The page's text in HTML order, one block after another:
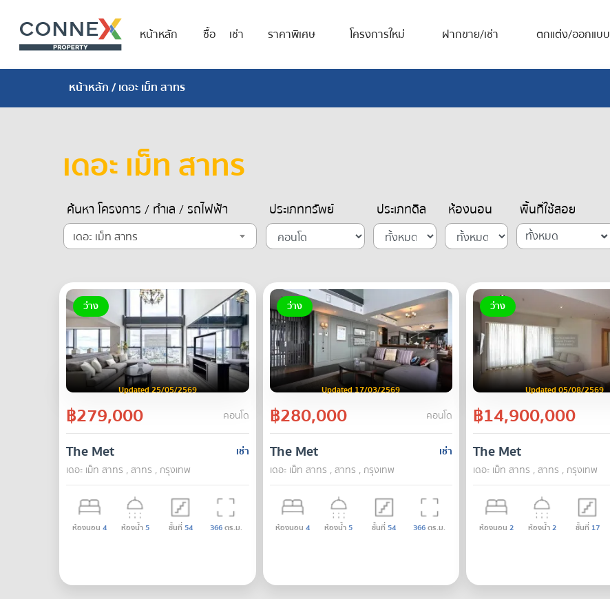
หน้าหลัก ซื้อ เช่า ราคาพิเศษ โครงการใหม่ ฝากขาย/เช่า ตกแต่ง/ออกแบบ
หน้าหลัก/ เดอะ เม็ท สาทร
เดอะ เม็ท สาทร
ค้นหา โครงการ / ทำเล / รถไฟฟ้า
เดอะ เม็ท สาทร
ประเภททรัพย์ ประเภทดีล ห้องนอน พื้นที่ใช้สอย
ทั้งหมด
ว่าง
Updated 25/05/2569
฿279,000 คอนโด
เช่า
The Met
เดอะ เม็ท สาทร , สาทร , กรุงเทพ
ห้องนอน 4 ห้องน้ำ5 ชั้นที่54 366ตร.ม.
ว่าง
Updated 17/03/2569
฿280,000 คอนโด
เช่า
The Met
เดอะ เม็ท สาทร , สาทร , กรุงเทพ
ห้องนอน 4 ห้องน้ำ5 ชั้นที่54 366ตร.ม.
ว่าง
Updated 05/08/2569
฿14,900,000
The Met
เดอะ เม็ท สาทร , สาทร , กรุงเทพ
ห้องนอน 2 ห้องน้ำ2 ชั้นที่ 17